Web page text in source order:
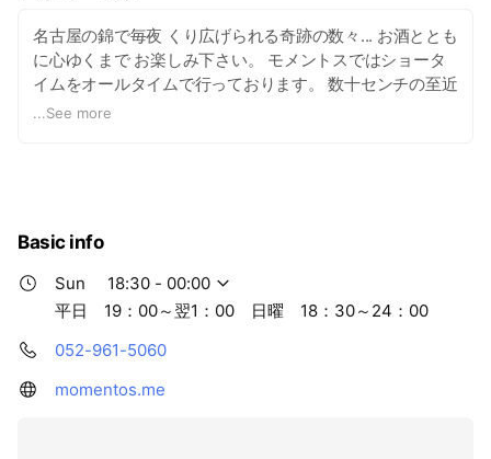
名古屋の錦で毎夜 くり広げられる奇跡の数々... お酒ととも
に心ゆくまで お楽しみ下さい。 モメントスではショータ
イムをオールタイムで行っております。 数十センチの至近
距離で奇跡がご覧になれます。 また、貸切パーティーも承
...See more
Basic info
Sun
18:30 - 00:00
平日 19：00～翌1：00 日曜 18：30～24：00
052-961-5060
momentos.me